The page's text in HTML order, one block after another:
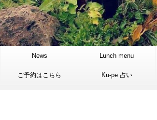
News Lunch menu
ご予約はこちら Ku-pe 占い